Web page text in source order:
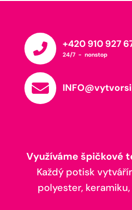
+420 910 927
24/7 - nonstop
Využíváme špičkové
Každý potisk
polyester,